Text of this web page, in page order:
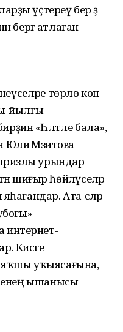
үҫтереү бер ҙә
бергә атлаған
төрлө кон-
йылғы
«Һәләтле бала»,
Мәзитова
призлы урындар
шиғыр һөйләүселәр
Ата-әсәләр
Кисәге
лә яҡшы уҡыясағына,
ышанысы